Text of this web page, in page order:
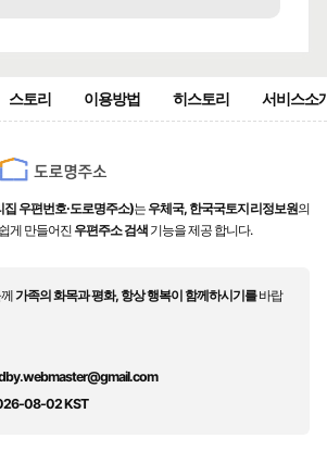
스토리 이용방법 히스토리 서비스소
우편번호·도로명주소)는 우체국, 한국국토지리정보원의
게 만들어진 우편주소 검색 기능을 제공 합니다.
께가족의 화목과 평화, 항상 행복이 함께하시기를바랍
08-02 KST